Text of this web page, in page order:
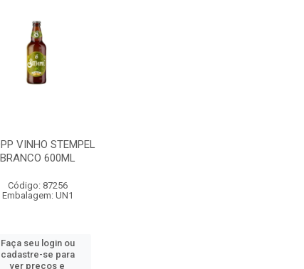
VINHO STEMPEL
BRANCO 600ML
Código: 87256
Embalagem: UN1
Faça seu login ou
cadastre-se para
ver preços e